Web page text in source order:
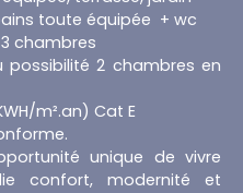
toute équipée + wc
chambres
possibilité 2 chambres en
m².an) Cat E
unique de vivre
confort, modernité et